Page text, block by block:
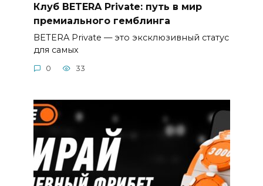
Клуб BETERA Private: путь в мир
премиального гемблинга
BETERA Private — это эксклюзивный статус
для самых
0 33